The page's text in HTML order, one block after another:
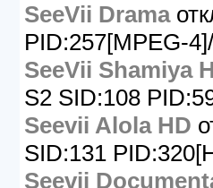
SeeVii Drama
PID:257[MPEG-
SeeVii Shamiya
S2 SID:108
Seevii Alola HD
SID:131
Seevii